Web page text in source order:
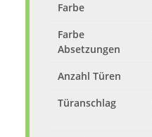
Farbe
Farbe
Absetzungen
Anzahl Türen
Türanschlag